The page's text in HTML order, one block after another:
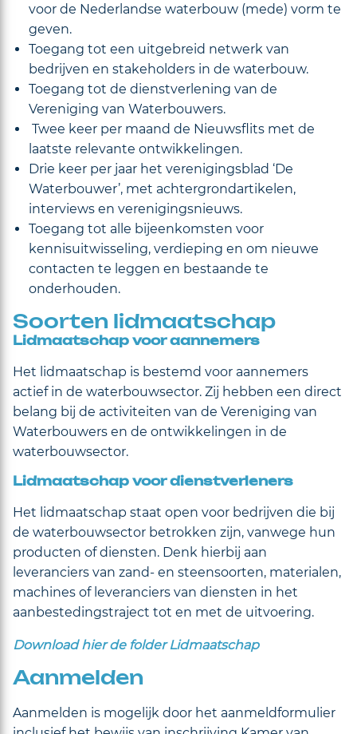
voor de Nederlandse waterbouw (mede) vorm te
geven.
Toegang tot een uitgebreid netwerk van
bedrijven en stakeholders in de waterbouw.
Toegang tot de dienstverlening van de
Vereniging van Waterbouwers.
Twee keer per maand de Nieuwsflits met de
laatste relevante ontwikkelingen.
Drie keer per jaar het verenigingsblad ‘De
Waterbouwer’, met achtergrondartikelen,
interviews en verenigingsnieuws.
Toegang tot alle bijeenkomsten voor
kennisuitwisseling, verdieping en om nieuwe
contacten te leggen en bestaande te
onderhouden.
Soorten lidmaatschap
Lidmaatschap voor aannemers
Het lidmaatschap is bestemd voor aannemers
actief in de waterbouwsector. Zij hebben een direct
belang bij de activiteiten van de Vereniging van
Waterbouwers en de ontwikkelingen in de
waterbouwsector.
Lidmaatschap voor dienstverleners
Het lidmaatschap staat open voor bedrijven die bij
de waterbouwsector betrokken zijn, vanwege hun
producten of diensten. Denk hierbij aan
leveranciers van zand- en steensoorten, materialen,
machines of leveranciers van diensten in het
aanbestedingstraject tot en met de uitvoering.
Download hier de folder Lidmaatschap
Aanmelden
Aanmelden is mogelijk door het aanmeldformulier